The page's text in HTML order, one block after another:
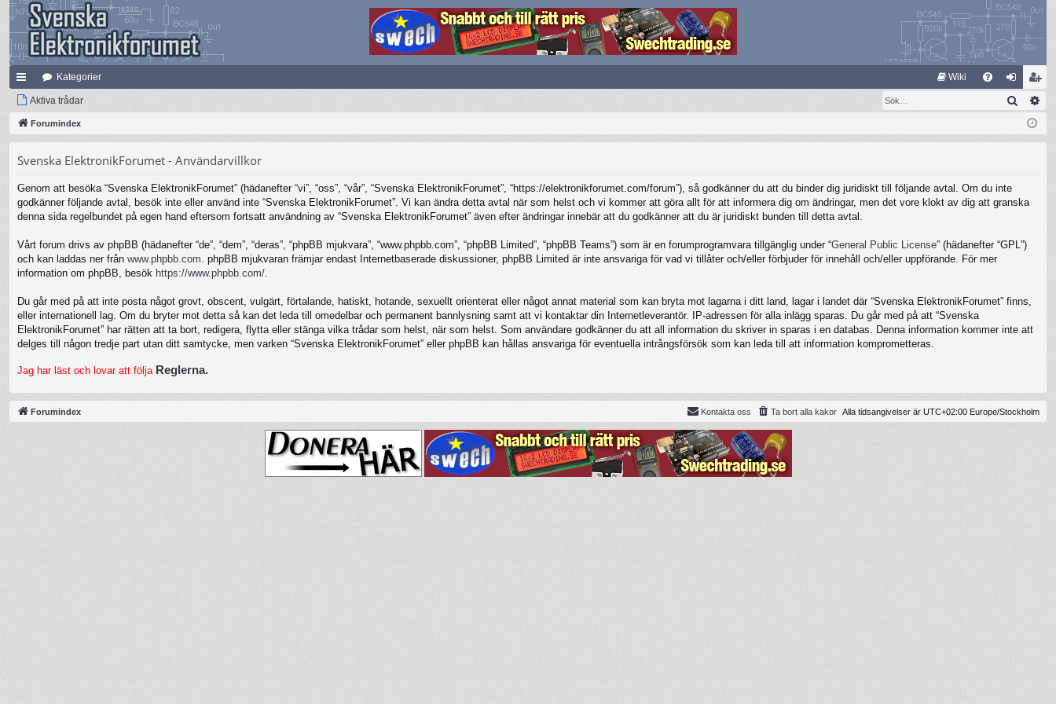
na
bb
ar
Kategorier Wiki
og li
m
Aktiva trådar Sök
Forumindex
Svenska ElektronikForumet - Användarvillkor
Genom att besöka “Svenska ElektronikForumet” (hädanefter “vi”, “oss”, “vår”, “Svenska ElektronikForumet”, “https://elektronikforumet.com/forum”), så godkänner du att du binder dig juridiskt till följande avtal. Om du inte
godkänner följande avtal, besök inte eller använd inte “Svenska ElektronikForumet”. Vi kan ändra detta avtal när som helst och vi kommer att göra allt för att informera dig om ändringar, men det vore klokt av dig att granska
denna sida regelbundet på egen hand eftersom fortsatt användning av “Svenska ElektronikForumet” även efter ändringar innebär att du godkänner att du är juridiskt bunden till detta avtal.
Vårt forum drivs av phpBB (hädanefter “de”, “dem”, “deras”, “phpBB mjukvara”, “www.phpbb.com”, “phpBB Limited”, “phpBB Teams”) som är en forumprogramvara tillgänglig under “General Public License” (hädanefter “GPL”)
och kan laddas ner från www.phpbb.com . phpBB mjukvaran främjar endast Internetbaserade diskussioner, phpBB Limited är inte ansvariga för vad vi tillåter och/eller förbjuder för innehåll och/eller uppförande. För mer
information om phpBB, besök https://www.phpbb.com/
Du går med på att inte posta något grovt, obscent, vulgärt, förtalande, hatiskt, hotande, sexuellt orienterat eller något annat material som kan bryta mot lagarna i ditt land, lagar i landet där “Svenska ElektronikForumet” finns,
eller internationell lag. Om du bryter mot detta så kan det leda till omedelbar och permanent bannlysning samt att vi kontaktar din Internetleverantör. IP-adressen för alla inlägg sparas. Du går med på att “Svenska
ElektronikForumet” har rätten att ta bort, redigera, flytta eller stänga vilka trådar som helst, när som helst. Som användare godkänner du att all information du skriver in sparas i en databas. Denna information kommer inte att
delges till någon tredje part utan ditt samtycke, men varken “Svenska ElektronikForumet” eller phpBB kan hållas ansvariga för eventuella intrångsförsök som kan leda till att information komprometteras.
Jag har läst och lovar att följa Reglerna.
Forumindex Alla tidsangivelser är UTC+02:00 Europe/Stockholm
Ta bort alla kakor
Kontakta oss